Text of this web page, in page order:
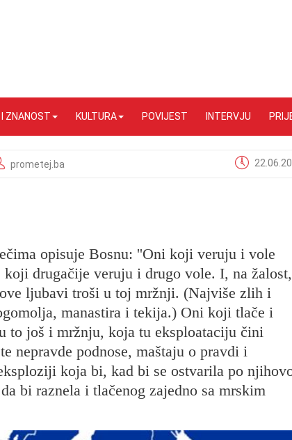
ZNANOST KULTURA POVIJEST INTERVJU
prometej.ba
opisuje Bosnu: ''Oni koji veruju i vole
drugačije veruju i drugo vole. I, na žalost,
ljubavi troši u toj mržnji. (Najviše zlih i
manastira i tekija.) Oni koji tlače i
to još i mržnju, koja tu eksploataciju čini
nepravde podnose, maštaju o pravdi i
koja bi, kad bi se ostvarila po
bi raznela i tlačenog zajedno sa mrskim